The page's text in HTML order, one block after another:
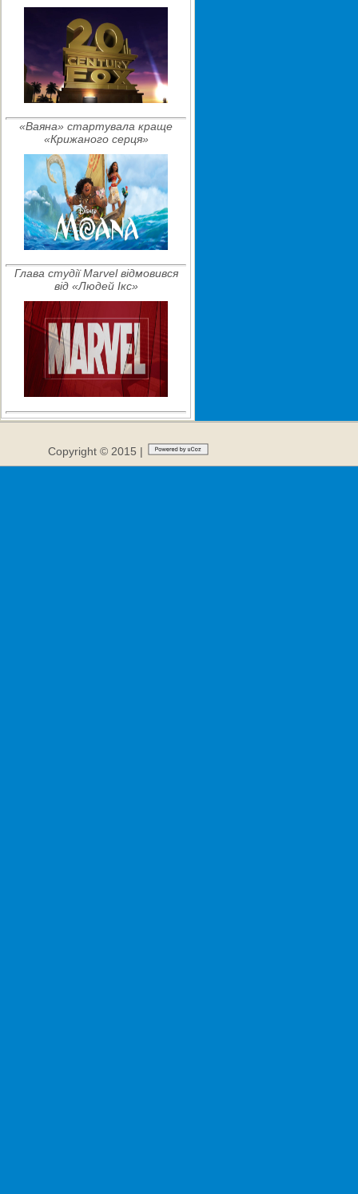
«Ваяна» стартувала краще
«Крижаного серця»
Глава студії Marvel відмовився
від «Людей Ікс»
Copyright © 2015 |